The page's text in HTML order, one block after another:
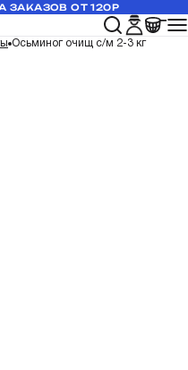
ЗАКАЗОВ ОТ 120Р
Осьминог очищ с/м 2-3 кг